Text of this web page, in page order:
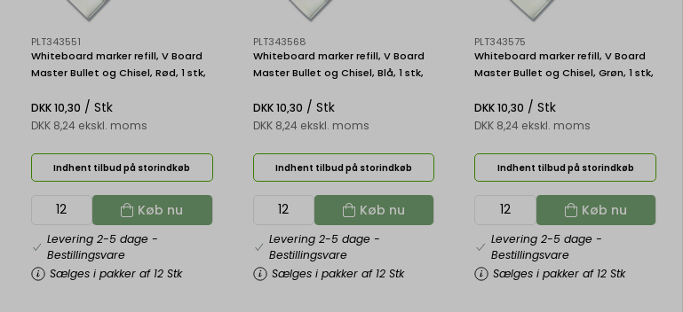
PLT343551
Whiteboard marker refill, V Board
Master Bullet og Chisel, Rød, 1 stk,
DKK 10,30 / Stk
DKK 8,24 ekskl. moms
Indhent tilbud på storindkøb
Køb nu
Levering 2-5 dage -
Bestillingsvare
Sælges i pakker af 12 Stk
PLT343568
Whiteboard marker refill, V Board
Master Bullet og Chisel, Blå, 1 stk,
DKK 10,30 / Stk
DKK 8,24 ekskl. moms
Indhent tilbud på storindkøb
Køb nu
Levering 2-5 dage -
Bestillingsvare
Sælges i pakker af 12 Stk
PLT343575
Whiteboard marker refill, V Board
Master Bullet og Chisel, Grøn, 1 stk,
DKK 10,30 / Stk
DKK 8,24 ekskl. moms
Indhent tilbud på storindkøb
Køb nu
Levering 2-5 dage-
Bestillingsvare
Sælges i pakker af 12 Stk